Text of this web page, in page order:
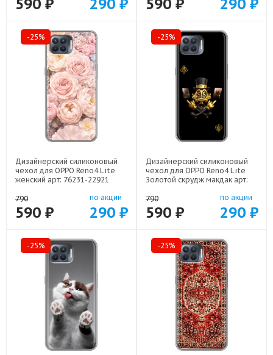
590 ₽ 290 ₽ 590 ₽ 290 ₽
-25%
Дизайнерский силиконовый
чехол для OPPO Reno4 Lite
женский арт: 76231-22921
790
590 ₽
по акции
290 ₽
-25%
Дизайнерский силиконовый
чехол для OPPO Reno4 Lite
Золотой скрудж макдак арт:
790
590 ₽
по акции
290 ₽
-25% -25%